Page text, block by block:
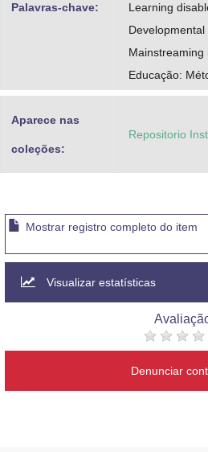
Palavras-chave:
Learning
Developmental
Mainstreaming
Educação:
Aparece nas
coleções:
Repositorio
Mostrar registro completo do item
Visualizar estatísticas
Denunciar